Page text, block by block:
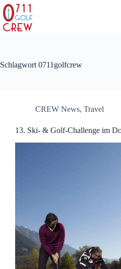
Zum
Inhalt
springen
Schlagwort 0711golfcrew
CREW News, Travel
13. Ski- & Golf-Challenge im